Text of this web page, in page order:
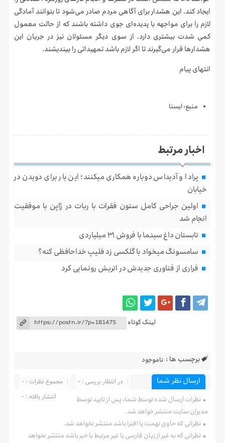
ایجاد کند. این هشدار برای آگاهی مردم صادر می‌شود تا بتوانند آمادگی
لازم را برای مواجهه با پدیده‌ای جوی داشته باشند که از حالت معمول
کمی شدت بیشتری دارد. از سوی دیگر مسئولان نیز در جریان این
هشدارها قرار می‌گیرند تا اگر لازم باشد تمهیداتی را بیندیشند.
انتهای پیام
منبع: ايسنا
اخبار مرتبط
پرادا و آدیداس دوباره همکاری میکنند؛ این بار برای دویدن در
خیابان
اولین جراحی کامل ستون فقرات با ربات در ژاپن با موفقیت
انجام شد
تابستان داغ سینما با فروش ۳۱ میلیاردی
سامسونگ میخواد با گلکسی زد فلیپ خداحافظی کنه؟
فراری از فناوری جدیدش در اتریش رونمایی کرد
لینک کوتاه
برچسب ها : ناموجود
ارسال نظر شما مجموع نظرات : 0
در انتظار بررسی : 0
انتشار یافته : 0
نظرات ارسال شده توسط شما، پس از تایید توسط
مدیران سایت منتشر خواهد شد.
نظراتی که حاوی تهمت یا افترا باشد منتشر نخواهد شد.
نظراتی که به غیر از زبان فارسی یا غیر مرتبط با خبر باشد منتشر نخواهد